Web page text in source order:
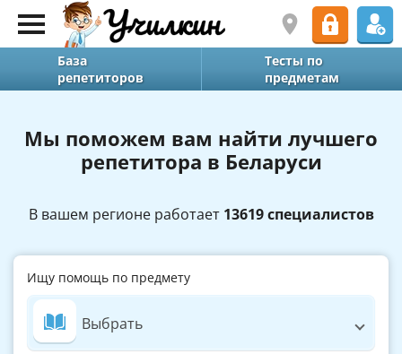
База
репетиторов
Тесты по
предметам
Мы поможем вам найти лучшего
репетитора в Беларуси
В вашем регионе работает 13619 специалистов
Ищу помощь по предмету
Выбрать